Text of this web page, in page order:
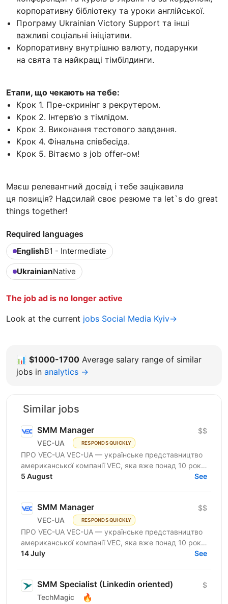
корпоративну бібліотеку та уроки англійської.
Програму Ukrainian Victory Support та інші
важливі соціальні ініціативи.
Корпоративну внутрішню валюту, подарунки
на свята та найкращі тімбілдинги.
Етапи, що чекають на тебе:
Крок 1. Пре-скринінг з рекрутером.
Крок 2. Інтерв’ю з тімлідом.
Крок 3. Виконання тестового завдання.
Крок 4. Фінальна співбесіда.
Крок 5. Вітаємо з job offer-ом!
Маєш релевантний досвід і тебе зацікавила
ця позиція? Надсилай своє резюме та let`s do great
things together!
Required languages
EnglishB1 - Intermediate
UkrainianNative
The job ad is no longer active
Look at the current jobs Social Media Kyiv→
📊 $1000-1700 Average salary range of similar
jobs in analytics →
Similar jobs
SMM Manager
VEC-UA RESPONDS QUICKLY
$$
ПРО VEC-UA VEC-UA — українське представництво
американської компанії VEC, яка вже понад 10 років
трансформує будівельну галузь за допомогою BIM
5 August See
SMM Manager
VEC-UA RESPONDS QUICKLY
$$
ПРО VEC-UA VEC-UA — українське представництво
американської компанії VEC, яка вже понад 10 років
трансформує будівельну галузь за допомогою BIM
14 July See
SMM Specialist (Linkedin oriented)
TechMagic 🔥
$